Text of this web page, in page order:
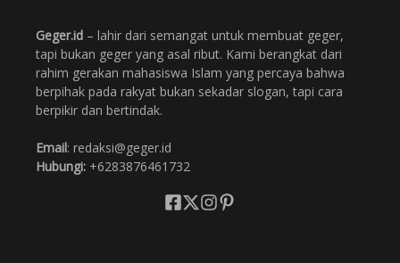
Geger.id – lahir dari semangat untuk membuat geger,
tapi bukan geger yang asal ribut. Kami berangkat dari
rahim gerakan mahasiswa Islam yang percaya bahwa
berpihak pada rakyat bukan sekadar slogan, tapi cara
berpikir dan bertindak.
Email: redaksi@geger.id
Hubungi: +6283876461732